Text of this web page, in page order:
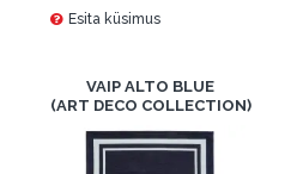
Esita küsimus
VAIP ALTO BLUE
(ART DECO COLLECTION)